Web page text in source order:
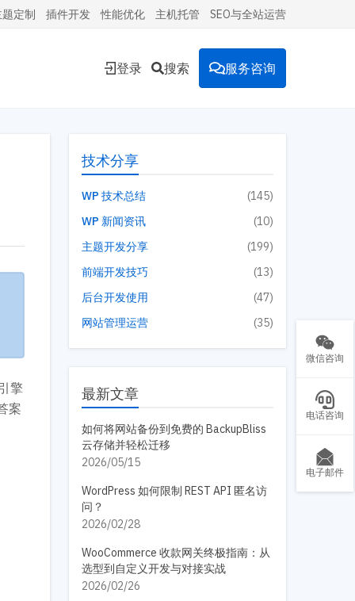
定制 插件开发 性能优化 主机托管 SEO与全站运营
登录 搜索 服务咨询
擎
案
技术分享
WP 技术总结
(145)
WP 新闻资讯
(10)
主题开发分享
(199)
前端开发技巧
(13)
后台开发使用
(47)
网站管理运营
(35)
最新文章
如何将网站备份到免费的 BackupBliss
云存储并轻松迁移
2026/05/15
WordPress 如何限制 REST API 匿名访
问？
2026/02/28
WooCommerce 收款网关终极指南：从
选型到自定义开发与对接实战
2026/02/26
微信咨询
电话咨询
电子邮件